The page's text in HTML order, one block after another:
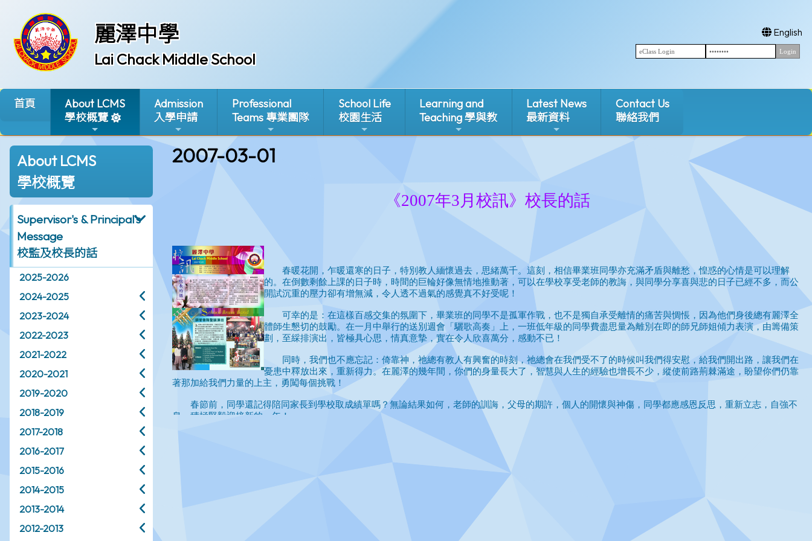
麗澤中學
Lai Chack Middle School
English
首頁
About LCMS
學校概覽
Admission
入學申請
Professional
Teams 專業團隊
School Life
校園生活
Learning and
Teaching 學與教
Latest News
最新資料
Contact Us
聯絡我們
About LCMS
學校概覽
Supervisor's & Principal's
Message
校監及校長的話
2025-2026
2024-2025
2023-2024
2022-2023
2021-2022
2020-2021
2019-2020
2018-2019
2017-2018
2016-2017
2015-2016
2014-2015
2013-2014
2012-2013
2007-03-01